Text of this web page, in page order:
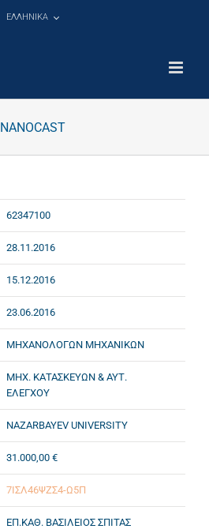
ΕΛΛΗΝΙΚΑ
NANOCAST
62347100
28.11.2016
15.12.2016
23.06.2016
ΜΗΧΑΝΟΛΟΓΩΝ ΜΗΧΑΝΙΚΩΝ
ΜΗΧ. ΚΑΤΑΣΚΕΥΩΝ & ΑΥΤ.
ΕΛΕΓΧΟΥ
NAZARBAYEV UNIVERSITY
31.000,00 €
7ΙΣΛ46ΨΖΣ4-Ω5Π
ΕΠ.ΚΑΘ. ΒΑΣΙΛΕΙΟΣ ΣΠΙΤΑΣ